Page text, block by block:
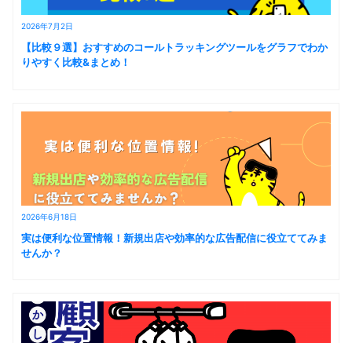
2026年7月2日
【比較９選】おすすめのコールトラッキングツールをグラフでわか
りやすく比較&まとめ！
2026年6月18日
実は便利な位置情報！新規出店や効率的な広告配信に役立ててみま
せんか？